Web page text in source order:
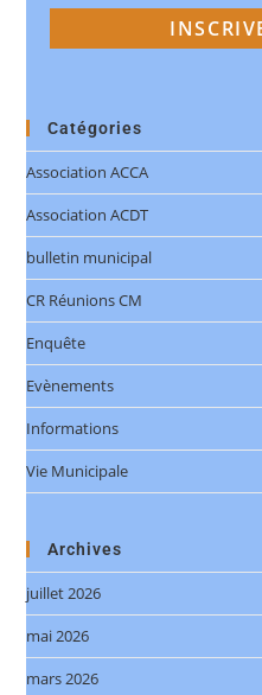
Catégories
Association ACCA
Association ACDT
bulletin municipal
CR Réunions CM
Enquête
Evènements
Informations
Vie Municipale
Archives
juillet 2026
mai 2026
mars 2026